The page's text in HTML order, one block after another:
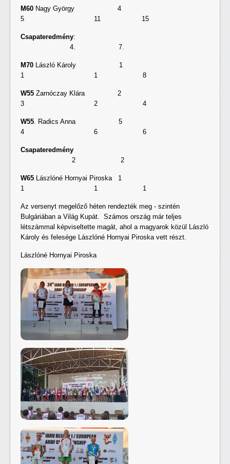
M60 Nagy György 4
5 11 15
Csapateredmény:
4. 7.
M70 László Károly 1
1 1 8
W55 Zarnóczay Klára 2
3 2 4
W55 . Radics Anna 5
4 6 6
Csapateredmény
2 2
W65 Lászlóné Hornyai Piroska 1
1 1 1
Az versenyt megelőző héten rendezték meg - szintén
Bulgáriában a Világ Kupát. Számos ország már teljes
létszámmal képviseltette magát, ahol a magyarok közül László
Károly és felesége Lászlóné Hornyai Piroska vett részt.
Lászlóné Hornyai Piroska